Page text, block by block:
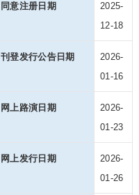
同意注册日期
2025-
12-18
刊登发行公告日期
2026-
01-16
网上路演日期
2026-
01-23
网上发行日期
2026-
01-26